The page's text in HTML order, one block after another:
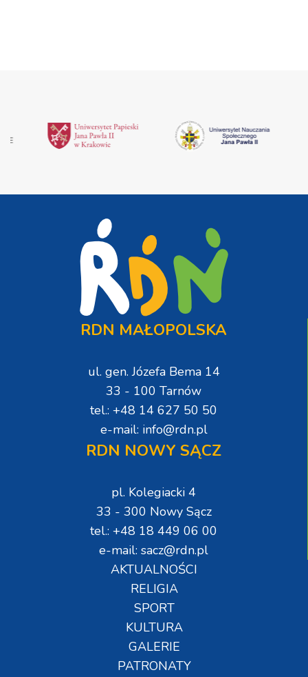
RDN MAŁOPOLSKA
ul. gen. Józefa Bema 14
33 - 100 Tarnów
tel.: +48 14 627 50 50
e-mail: info@rdn.pl
RDN NOWY SĄCZ
pl. Kolegiacki 4
33 - 300 Nowy Sącz
tel.: +48 18 449 06 00
e-mail: sacz@rdn.pl
AKTUALNOŚCI
RELIGIA
SPORT
KULTURA
GALERIE
PATRONATY